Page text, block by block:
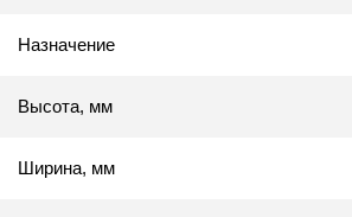
Назначение
Высота, мм
Ширина, мм